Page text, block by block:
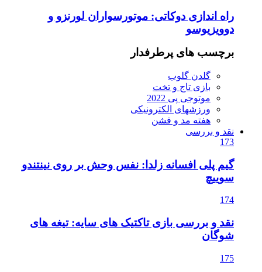
راه اندازی دوکاتی: موتورسواران لورنزو و
دوویزیوسو
برچسب های پرطرفدار
گلدن گلوب
بازی تاج و تخت
موتوجی پی 2022
ورزشهای الکترونیکی
هفته مد و فشن
نقد و بررسی
173
گیم پلی افسانه زلدا: نفس وحش بر روی نینتندو
سوییچ
174
نقد و بررسی بازی تاکتیک های سایه: تیغه های
شوگان
175